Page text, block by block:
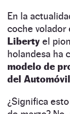
En la
coche volador
Liberty el
holandesa ha
modelo de
del
¿Significa